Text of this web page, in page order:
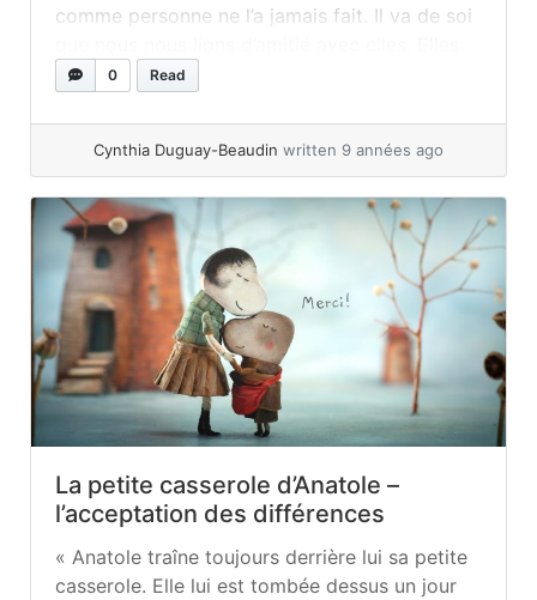
comme personne ne l’a jamais fait. Il va de soi
nous accompagnent au quotidien, en passant
récréation. On se... »read more
0 Read
Cynthia Duguay-Beaudin written 9 années ago
La petite casserole d’Anatole –
l’acceptation des différences
« Anatole traîne toujours derrière lui sa petite
casserole. Elle lui est tombée dessus un jour